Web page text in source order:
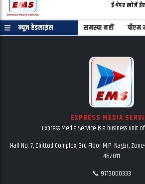
ई-पेपरखोजें
न्यूज़ हेडलाइंस
शिक्षा शिक्षकों के वेतन में कोई समस्या नहीं पीएम
EXPRESS MEDIA
Express Media Service is a business unit
Hall No. 7, Chittod Complex, 3rd Floor M.P. Nagar,
462011
📞 9713000333